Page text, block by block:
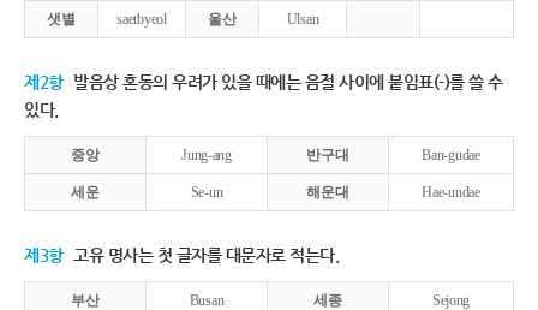
샛별 saetbyeol 울산 Ulsan
제2항 발음상 혼동의 우려가 있을 때에는 음절 사이에 붙임표(-)를 쓸 수
있다.
중앙 Jung-ang 반구대 Ban-gudae
세운 Se-un 해운대 Hae-undae
제3항 고유 명사는 첫 글자를 대문자로 적는다.
부산 Busan 세종 Sejong